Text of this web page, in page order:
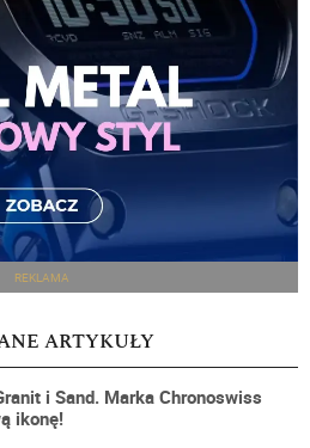
REKLAMA
ARTYKUŁY
i Sand. Marka Chronoswiss
ikonę!